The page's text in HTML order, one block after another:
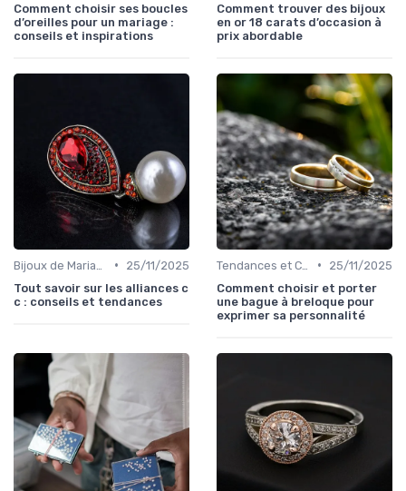
Comment choisir ses boucles
d’oreilles pour un mariage :
conseils et inspirations
Comment trouver des bijoux
en or 18 carats d’occasion à
prix abordable
•
25/11/2025
Tout savoir sur les alliances c
c : conseils et tendances
•
25/11/2025
Comment choisir et porter
une bague à breloque pour
exprimer sa personnalité